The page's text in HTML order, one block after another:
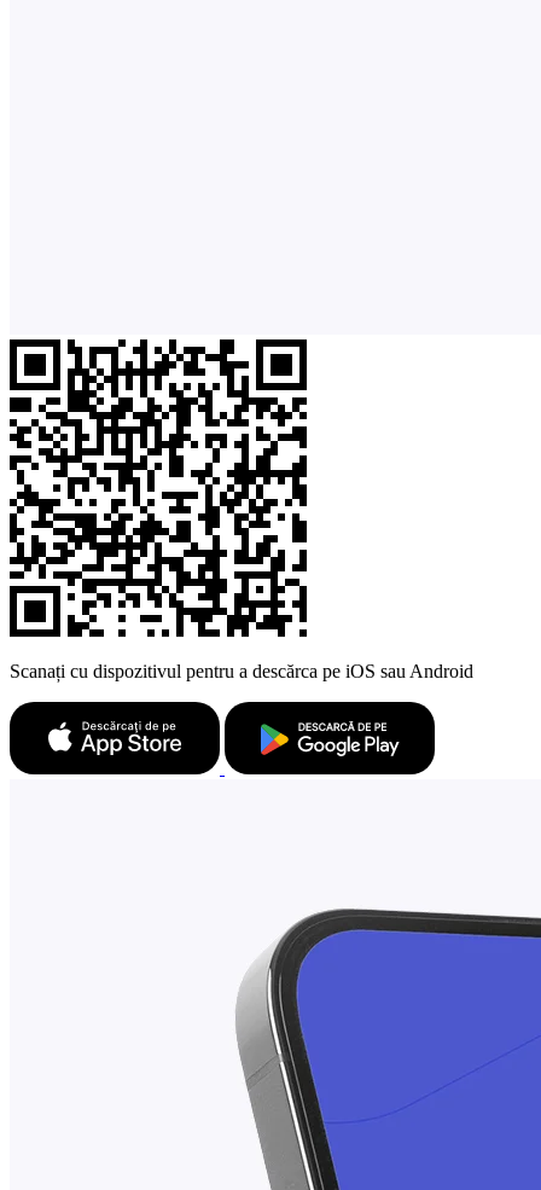
Scanați cu dispozitivul pentru a descărca pe iOS sau Android